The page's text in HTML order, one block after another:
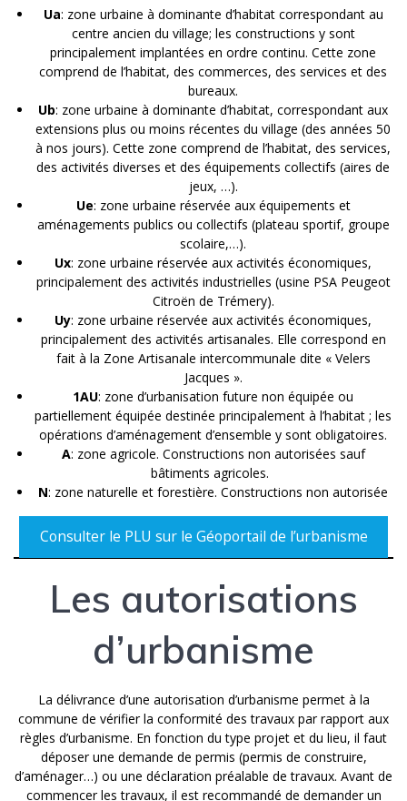
Ua: zone urbaine à dominante d’habitat correspondant au
centre ancien du village; les constructions y sont
principalement implantées en ordre continu. Cette zone
comprend de l’habitat, des commerces, des services et des
bureaux.
Ub: zone urbaine à dominante d’habitat, correspondant aux
extensions plus ou moins récentes du village (des années 50
à nos jours). Cette zone comprend de l’habitat, des services,
des activités diverses et des équipements collectifs (aires de
jeux, …).
Ue: zone urbaine réservée aux équipements et
aménagements publics ou collectifs (plateau sportif, groupe
scolaire,…).
Ux: zone urbaine réservée aux activités économiques,
principalement des activités industrielles (usine PSA Peugeot
Citroën de Trémery).
Uy: zone urbaine réservée aux activités économiques,
principalement des activités artisanales. Elle correspond en
fait à la Zone Artisanale intercommunale dite « Velers
Jacques ».
1AU: zone d’urbanisation future non équipée ou
partiellement équipée destinée principalement à l’habitat ; les
opérations d’aménagement d’ensemble y sont obligatoires.
A: zone agricole. Constructions non autorisées sauf
bâtiments agricoles.
N: zone naturelle et forestière. Constructions non autorisée
Consulter le PLU sur le Géoportail de l’urbanisme
Les autorisations
d’urbanisme
La délivrance d’une autorisation d’urbanisme permet à la
commune de vérifier la conformité des travaux par rapport aux
règles d’urbanisme. En fonction du type projet et du lieu, il faut
déposer une demande de permis (permis de construire,
d’aménager…) ou une déclaration préalable de travaux. Avant de
commencer les travaux, il est recommandé de demander un